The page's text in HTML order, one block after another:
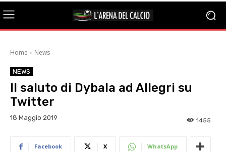
Home News
NEWS
Il saluto di Dybala ad Allegri su
Twitter
18 Maggio 2019 1455
Facebook X WhatsApp